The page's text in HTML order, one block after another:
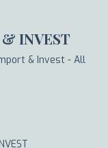
& INVEST
& Invest - All